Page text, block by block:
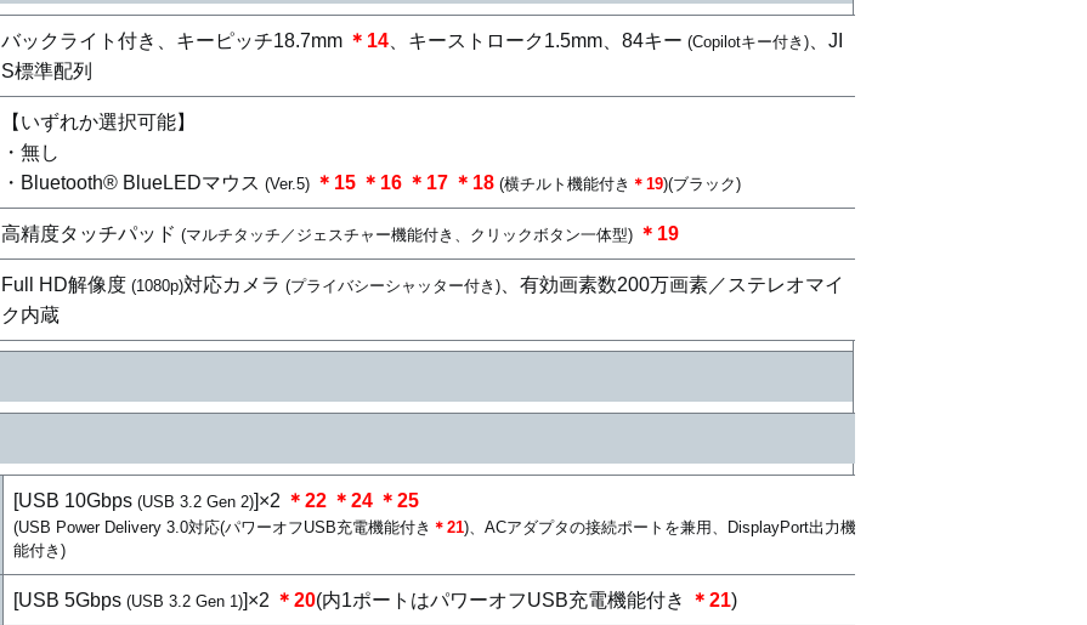
バックライト付き、キーピッチ18.7mm ＊14 、キーストローク1.5mm、84キー (Copilotキー付き) 、JI
S標準配列
【いずれか選択可能】
・無し
・Bluetooth® BlueLEDマウス (Ver.5) ＊15 ＊16 ＊17 ＊18 (横チルト機能付き ＊19)(ブラック)
高精度タッチパッド (マルチタッチ／ジェスチャー機能付き、クリックボタン一体型) ＊19
Full HD解像度 (1080p)対応カメラ (プライバシーシャッター付き) 、有効画素数200万画素／ステレオマイ
ク内蔵
[USB 10Gbps (USB 3.2 Gen 2)]×2 ＊22 ＊24 ＊25
(USB Power Delivery 3.0対応(パワーオフUSB充電機能付き ＊21)、ACアダプタの接続ポートを兼用、DisplayPort出力機
能付き)
[USB 5Gbps (USB 3.2 Gen 1)]×2 ＊20(内1ポートはパワーオフUSB充電機能付き ＊21)